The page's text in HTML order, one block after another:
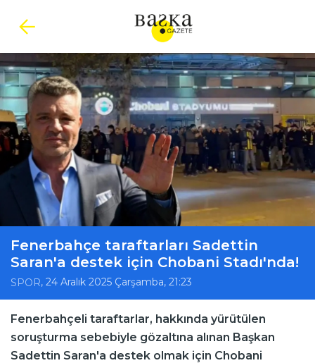
Fenerbahçe taraftarları Sadettin
Saran'a destek için Chobani Stadı'nda!
SPOR, 24 Aralık 2025 Çarşamba, 21:23
Fenerbahçeli taraftarlar, hakkında yürütülen
soruşturma sebebiyle gözaltına alınan Başkan
Sadettin Saran'a destek olmak için Chobani